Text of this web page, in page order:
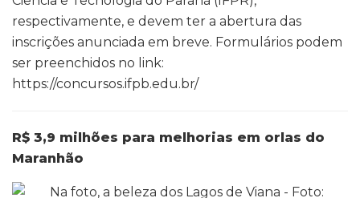
respectivamente, e devem ter a abertura das
inscrições anunciada em breve. Formulários podem
ser preenchidos no link:
https://concursos.ifpb.edu.br/
R$ 3,9 milhões para melhorias em orlas do
Maranhão